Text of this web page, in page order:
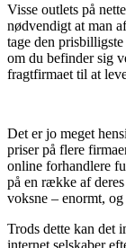
Visse outlets på
nødvendigt at man
tage den
om du befinder sig
fragtfirmaet til at
Det er jo meget
priser på flere
online forhandlere
på en række af
voksne – enormt,
Trods dette kan det
internet selskaber